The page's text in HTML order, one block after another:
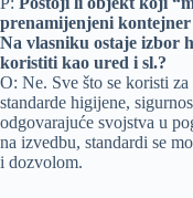
prenamijenjeni
Na vlasniku ostaje izbor
koristiti kao ured i sl.?
O: Ne. Sve što se koristi
standarde higijene,
odgovarajuće svojstva u
na izvedbu, standardi se
i dozvolom.